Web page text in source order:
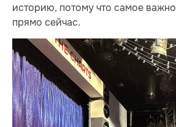
историю, потому что самое
прямо сейчас.